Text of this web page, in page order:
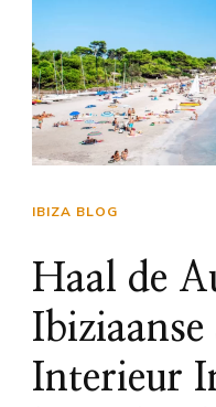
IBIZA BLOG
Haal de
Interieur